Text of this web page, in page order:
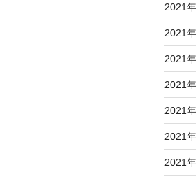
2021
2021
2021
2021
2021
2021
2021